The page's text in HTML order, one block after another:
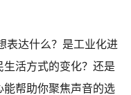
表达什么？是工业化进
活方式的变化？还是
能帮助你聚焦声音的选